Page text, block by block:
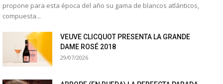
propone para esta época del año su gama de blancos atlánticos,
compuesta...
VEUVE CLICQUOT PRESENTA LA GRANDE
DAME ROSÉ 2018
29/07/2026